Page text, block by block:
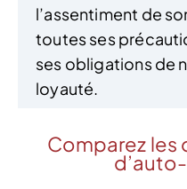
l’assentiment de
toutes ses
ses obligations de
loyauté.
Comparez